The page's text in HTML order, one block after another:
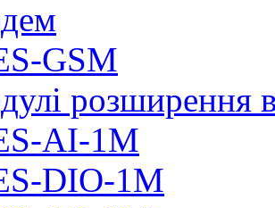
GSM
розширення
AI-1M
DIO-1М